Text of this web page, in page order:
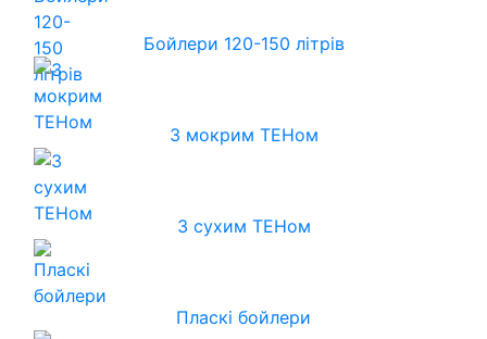
Бойлери 120-150 літрів
З мокрим ТЕНом
З сухим ТЕНом
Пласкі бойлери